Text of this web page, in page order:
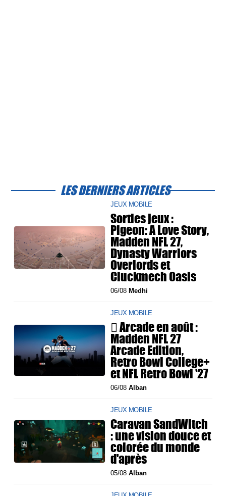
LES DERNIERS ARTICLES
JEUX MOBILE
Sorties jeux :
Pigeon: A Love Story,
Madden NFL 27,
Dynasty Warriors
Overlords et
Cluckmech Oasis
06/08 Medhi
JEUX MOBILE
 Arcade en août :
Madden NFL 27
Arcade Edition,
Retro Bowl College+
et NFL Retro Bowl '27
06/08Alban
JEUX MOBILE
Caravan SandWitch
: une vision douce et
colorée du monde
d'après
05/08Alban